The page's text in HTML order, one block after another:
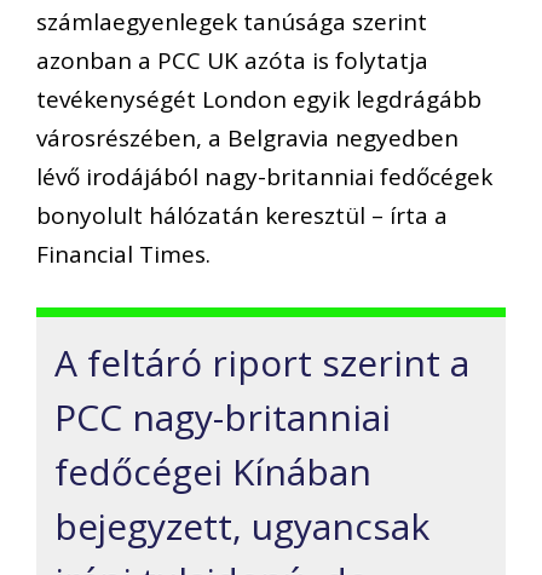
számlaegyenlegek tanúsága szerint
azonban a PCC UK azóta is folytatja
tevékenységét London egyik legdrágább
városrészében, a Belgravia negyedben
lévő irodájából nagy-britanniai fedőcégek
bonyolult hálózatán keresztül – írta a
Financial Times.
A feltáró riport szerint a
PCC nagy-britanniai
fedőcégei Kínában
bejegyzett, ugyancsak